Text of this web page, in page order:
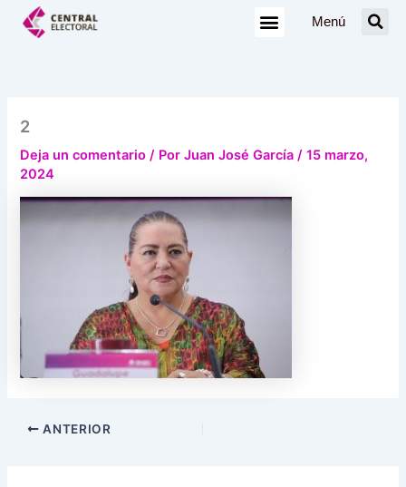
Menú
2
Deja un comentario / PorJuan José García/15 marzo,
2024
ANTERIOR